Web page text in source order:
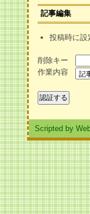
記事編集
投稿時に設
削除キー
作業内容
Scripted by